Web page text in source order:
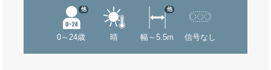
0～24歳
他
晴 幅～5.5m
他
信号なし